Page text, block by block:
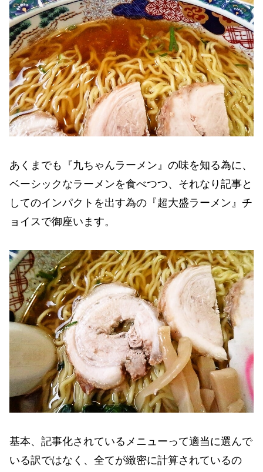
あくまでも『九ちゃんラーメン』の味を知る為に、
ベーシックなラーメンを食べつつ、それなり記事と
してのインパクトを出す為の『超大盛ラーメン』チ
ョイスで御座います。
基本、記事化されているメニューって適当に選んで
いる訳ではなく、全てが緻密に計算されているの